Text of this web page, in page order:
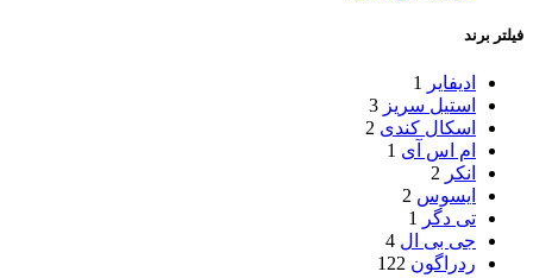
فیلتر برند
ادیفایر
1
استیل سریز 3
اسکال کندی 2
ام اس آی 1
انکر 2
ایسوس 2
تی دگر
1
جی بی ال 4
ردراگون 122